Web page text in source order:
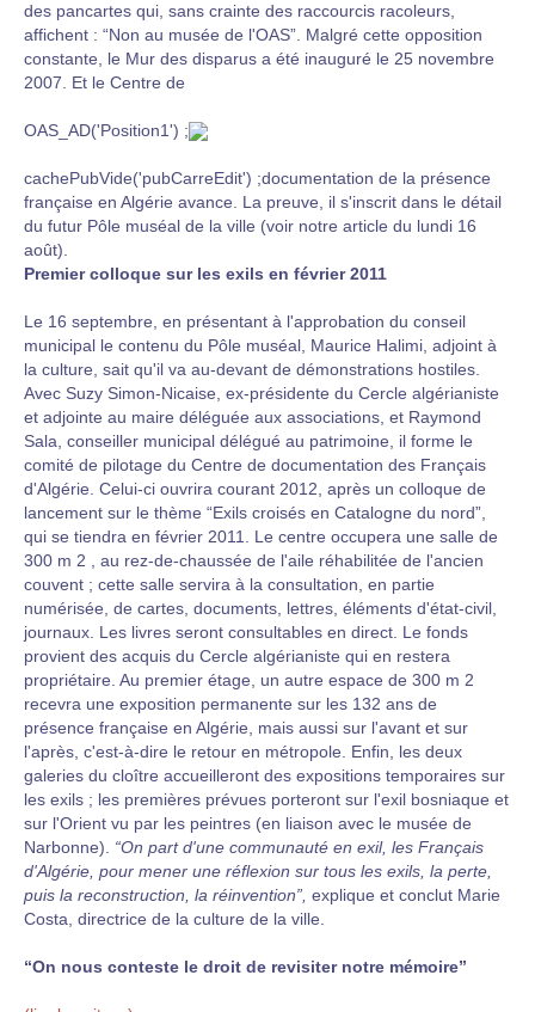
des pancartes qui, sans crainte des raccourcis racoleurs,
affichent : “Non au musée de l'OAS”. Malgré cette opposition
constante, le Mur des disparus a été inauguré le 25 novembre
2007. Et le Centre de
OAS_AD('Position1') ;
cachePubVide('pubCarreEdit') ;documentation de la présence
française en Algérie avance. La preuve, il s'inscrit dans le détail
du futur Pôle muséal de la ville (voir notre article du lundi 16
août).
Premier colloque sur les exils en février 2011
Le 16 septembre, en présentant à l'approbation du conseil
municipal le contenu du Pôle muséal, Maurice Halimi, adjoint à
la culture, sait qu'il va au-devant de démonstrations hostiles.
Avec Suzy Simon-Nicaise, ex-présidente du Cercle algérianiste
et adjointe au maire déléguée aux associations, et Raymond
Sala, conseiller municipal délégué au patrimoine, il forme le
comité de pilotage du Centre de documentation des Français
d'Algérie. Celui-ci ouvrira courant 2012, après un colloque de
lancement sur le thème “Exils croisés en Catalogne du nord”,
qui se tiendra en février 2011. Le centre occupera une salle de
300 m 2 , au rez-de-chaussée de l'aile réhabilitée de l'ancien
couvent ; cette salle servira à la consultation, en partie
numérisée, de cartes, documents, lettres, éléments d'état-civil,
journaux. Les livres seront consultables en direct. Le fonds
provient des acquis du Cercle algérianiste qui en restera
propriétaire. Au premier étage, un autre espace de 300 m 2
recevra une exposition permanente sur les 132 ans de
présence française en Algérie, mais aussi sur l'avant et sur
l'après, c'est-à-dire le retour en métropole. Enfin, les deux
galeries du cloître accueilleront des expositions temporaires sur
les exils ; les premières prévues porteront sur l'exil bosniaque et
sur l'Orient vu par les peintres (en liaison avec le musée de
Narbonne). “On part d'une communauté en exil, les Français
d'Algérie, pour mener une réflexion sur tous les exils, la perte,
puis la reconstruction, la réinvention”, explique et conclut Marie
Costa, directrice de la culture de la ville.
“On nous conteste le droit de revisiter notre mémoire”